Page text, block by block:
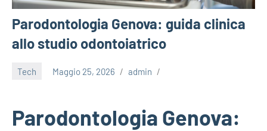
Parodontologia Genova: guida clinica
allo studio odontoiatrico
Tech Maggio 25, 2026 admin
Parodontologia Genova: